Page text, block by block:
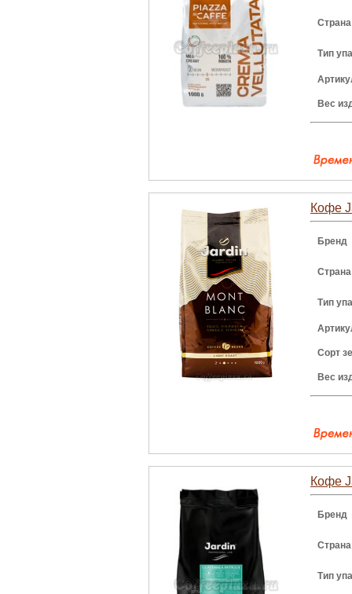
Тип
Вес
Кофе
Бренд
Тип
Сорт
Вес
Кофе
Бренд
Тип